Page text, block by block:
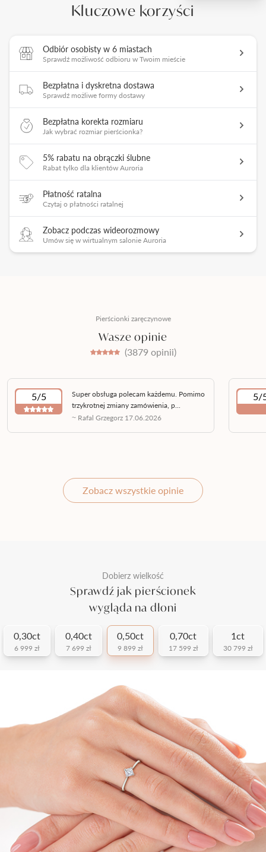
Kluczowe korzyści
Odbiór osobisty w 6 miastach
Sprawdź możliwość odbioru w Twoim mieście
Bezpłatna i dyskretna dostawa
Sprawdź możliwe formy dostawy
Bezpłatna korekta rozmiaru
Jak wybrać rozmiar pierścionka?
5% rabatu na obrączki ślubne
Rabat tylko dla klientów Auroria
Płatność ratalna
Czytaj o płatności ratalnej
Zobacz podczas wideorozmowy
Umów się w wirtualnym salonie Auroria
Pierścionki zaręczynowe
Wasze opinie
(3879 opinii)
5/5
Super obsługa polecam każdemu. Pomimo
trzykrotnej zmiany zamówienia, p...
~ Rafal Grzegorz 17.06.2026
5/
Zobacz wszystkie opinie
Dobierz wielkość
Sprawdź jak pierścionek
wygląda na dłoni
0,30ct
6 999 zł
0,40ct
7 699 zł
0,50ct
9 899 zł
0,70ct
17 599 zł
1ct
30 799 zł